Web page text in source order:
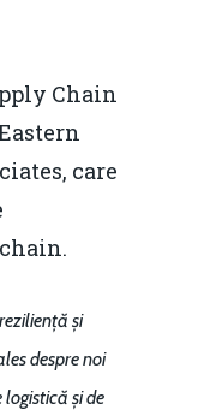
Chain
care
și
despre noi
și de